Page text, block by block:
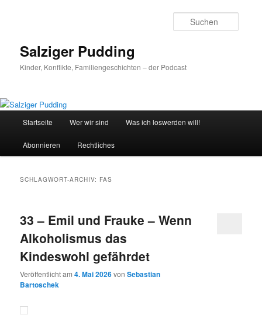
Salziger Pudding
Kinder, Konflikte, Familiengeschichten – der Podcast
Startseite Wer wir sind Was ich loswerden will!
Abonnieren Rechtliches
SCHLAGWORT-ARCHIV: FAS
33 – Emil und Frauke – Wenn
Alkoholismus das
Kindeswohl gefährdet
Veröffentlicht am4. Mai 2026vonSebastian
Bartoschek